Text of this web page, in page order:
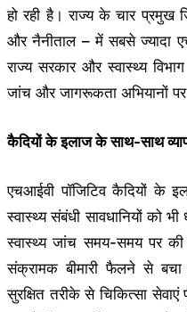
हो रही है। राज्य के चार प्रमुख
और नैनीताल – में सबसे ज्यादा
राज्य सरकार और स्वास्थ्य
जांच और जागरूकता अभियानों पर
कैदियों के इलाज के साथ-साथ
एचआईवी पॉजिटिव कैदियों के
स्वास्थ्य संबंधी सावधानियों को
स्वास्थ्य जांच समय-समय पर की
संक्रामक बीमारी फैलने से
सुरक्षित तरीके से चिकित्सा